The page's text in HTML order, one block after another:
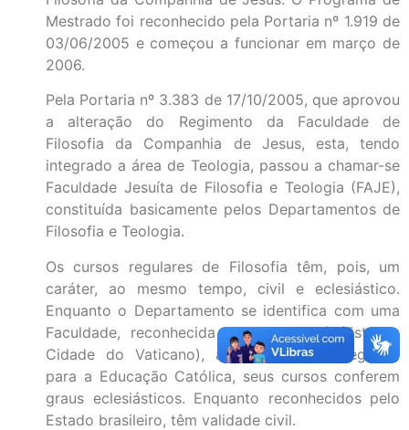
Mestrado foi reconhecido pela Portaria nº 1.919 de
03/06/2005 e começou a funcionar em março de
2006.
Pela Portaria nº 3.383 de 17/10/2005, que aprovou
a alteração do Regimento da Faculdade de
Filosofia da Companhia de Jesus, esta, tendo
integrado a área de Teologia, passou a chamar-se
Faculdade Jesuíta de Filosofia e Teologia (FAJE),
constituída basicamente pelos Departamentos de
Filosofia e Teologia.
Os cursos regulares de Filosofia têm, pois, um
caráter, ao mesmo tempo, civil e eclesiástico.
Enquanto o Departamento se identifica com uma
Faculdade, reconhecida pela Santa Sé (Estado-
Cidade do Vaticano), através da Congregação
para a Educação Católica, seus cursos conferem
graus eclesiásticos. Enquanto reconhecidos pelo
Estado brasileiro, têm validade civil.